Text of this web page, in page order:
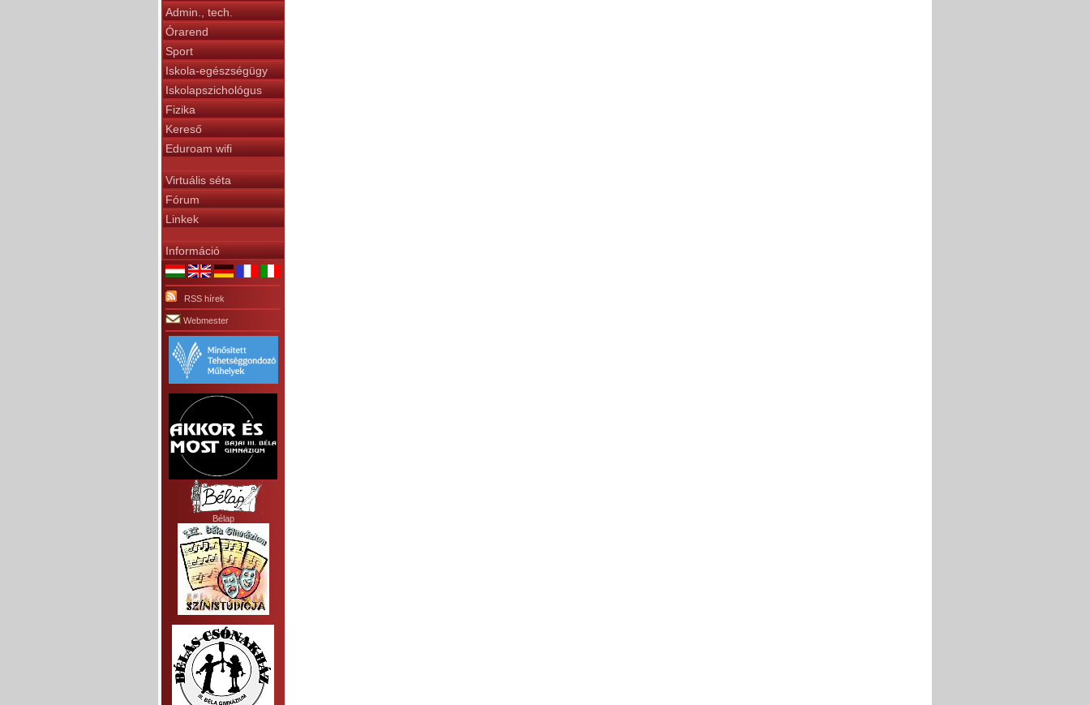
Admin., tech.
Órarend
Sport
Iskola-egészségügy
Iskolapszichológus
Fizika
Kereső
Eduroam wifi
Virtuális séta
Fórum
Linkek
Információ
RSS hírek
Webmester
Bélap